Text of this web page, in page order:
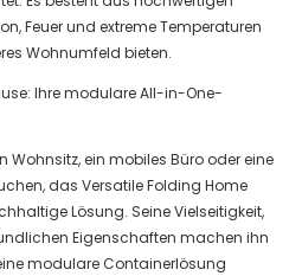
Feuer und extreme Temperaturen
Wohnumfeld bieten.
Wohnsitz, ein mobiles Büro oder eine
das Versatile Folding Home
Lösung. Seine Vielseitigkeit,
Eigenschaften machen ihn
modulare Containerlösung